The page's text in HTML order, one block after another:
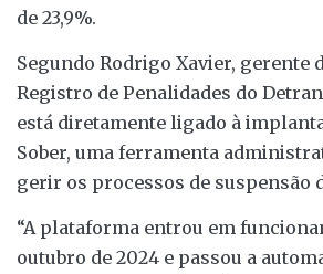
de 23,9%.
Segundo Rodrigo Xavier, gerente
Registro de Penalidades do
está diretamente ligado à
Sober, uma ferramenta
gerir os processos de suspensão
“A plataforma entrou em
outubro de 2024 e passou a